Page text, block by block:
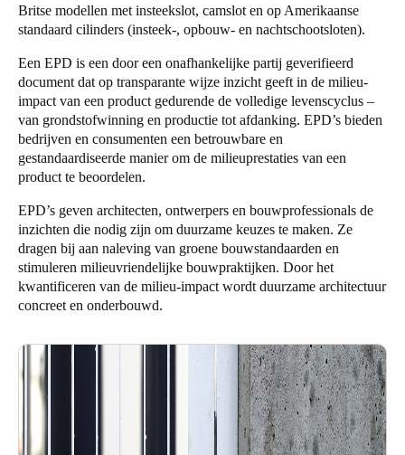
Belgium
FrançaisNederlandsEnglish
Spain
Español
Portugal
Italy
Italiano
Russia
Poland
Polski
Czech Republic
Britse modellen met insteekslot, camslot en op Amerikaanse
standaard cilinders (insteek-, opbouw- en nachtschootsloten).
Een EPD is een door een onafhankelijke partij geverifieerd
document dat op transparante wijze inzicht geeft in de milieu-
impact van een product gedurende de volledige levenscyclus –
van grondstofwinning en productie tot afdanking. EPD’s bieden
bedrijven en consumenten een betrouwbare en
gestandaardiseerde manier om de milieuprestaties van een
product te beoordelen.
EPD’s geven architecten, ontwerpers en bouwprofessionals de
inzichten die nodig zijn om duurzame keuzes te maken. Ze
dragen bij aan naleving van groene bouwstandaarden en
stimuleren milieuvriendelijke bouwpraktijken. Door het
kwantificeren van de milieu-impact wordt duurzame architectuur
concreet en onderbouwd.